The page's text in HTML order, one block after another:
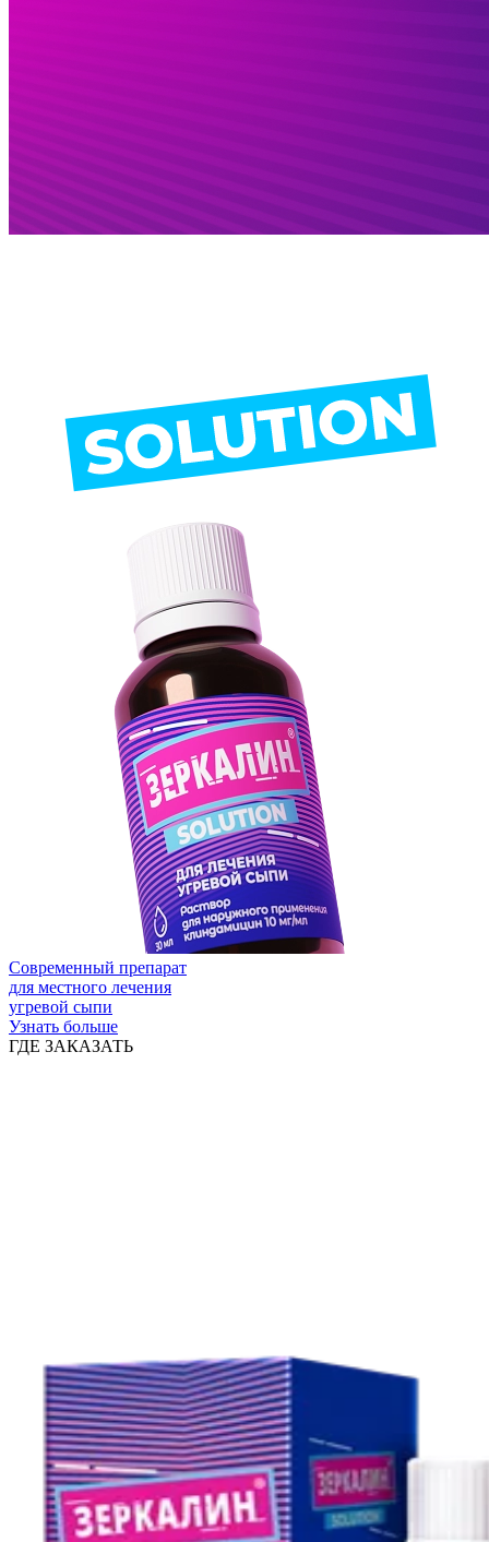
Cовременный препарат
для местного лечения
угревой сыпи
Узнать больше
ГДЕ ЗАКАЗАТЬ